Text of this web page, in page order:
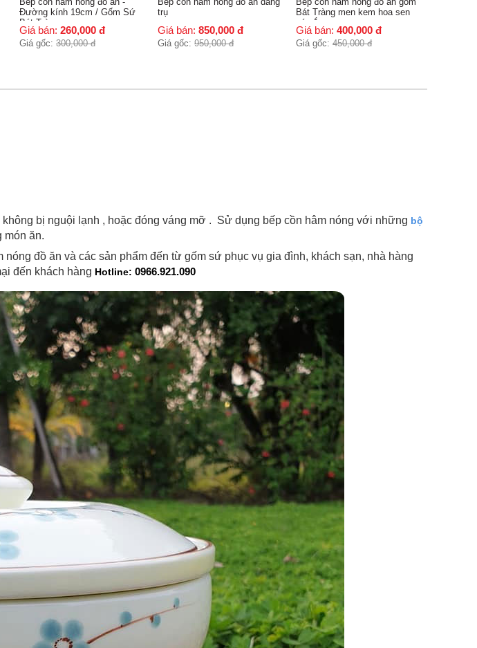
trụ
Giá bán: 850,000 đ
Giá gốc: 950,000 đ
Bát Tràng men kem hoa sen
Giá bán: 400,000 đ
Giá gốc: 450,000 đ
bị nguội lạnh , hoặc đóng váng mỡ . Sử dụng bếp cồn hâm nóng với những bộ
món ăn.
đồ ăn và các sản phẩm đến từ gốm sứ phục vụ gia đình, khách sạn, nhà hàng
đến khách hàng Hotline: 0966.921.090